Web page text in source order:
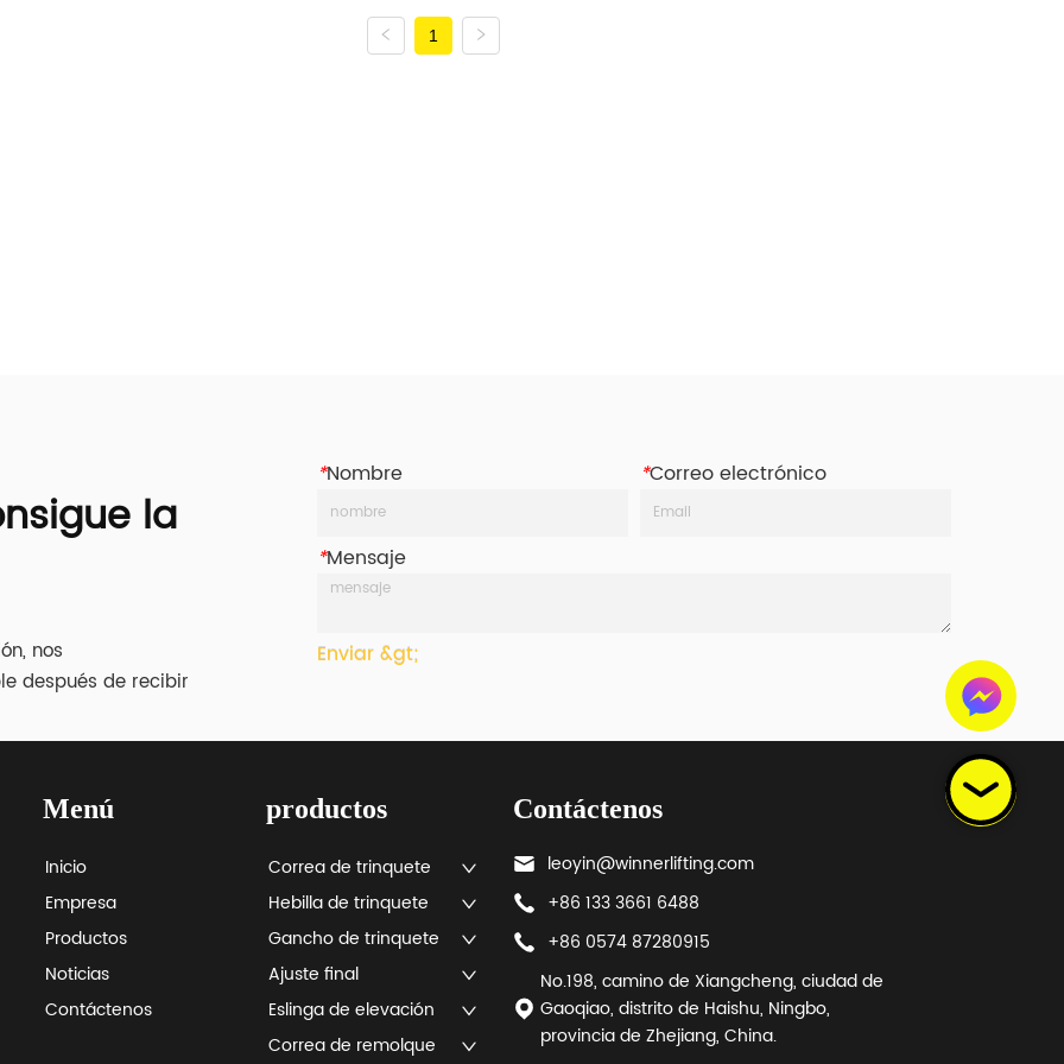
asegurar cargas pesadas . Consiste
en un tambor o carrete, una manija
1
la
nos
después de recibir
*Nombre *Correo electrónico
*Mensaje
Enviar &gt;
Menú
Inicio
Empresa
Productos
Noticias
Contáctenos
productos
Correa de trinquete
Hebilla de trinquete
Gancho de trinquete
Ajuste final
Eslinga de elevación
Correa de remolque
Contáctenos
leoyin@winnerlifting.com
+86 133 3661 6488
+86 0574 87280915
No.198, camino de Xiangcheng, ciudad de
Gaoqiao, distrito de Haishu, Ningbo,
provincia de Zhejiang, China.